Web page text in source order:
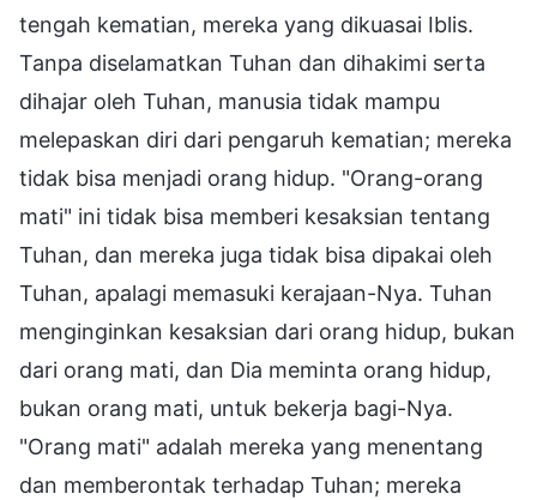
tengah kematian, mereka yang dikuasai Iblis.
Tanpa diselamatkan Tuhan dan dihakimi serta
dihajar oleh Tuhan, manusia tidak mampu
melepaskan diri dari pengaruh kematian; mereka
tidak bisa menjadi orang hidup. "Orang-orang
mati" ini tidak bisa memberi kesaksian tentang
Tuhan, dan mereka juga tidak bisa dipakai oleh
Tuhan, apalagi memasuki kerajaan-Nya. Tuhan
menginginkan kesaksian dari orang hidup, bukan
dari orang mati, dan Dia meminta orang hidup,
bukan orang mati, untuk bekerja bagi-Nya.
"Orang mati" adalah mereka yang menentang
dan memberontak terhadap Tuhan; mereka